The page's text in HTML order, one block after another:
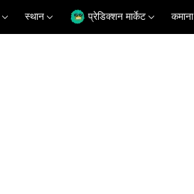
स्थान प्रेडिक्शन मार्केट कमाना